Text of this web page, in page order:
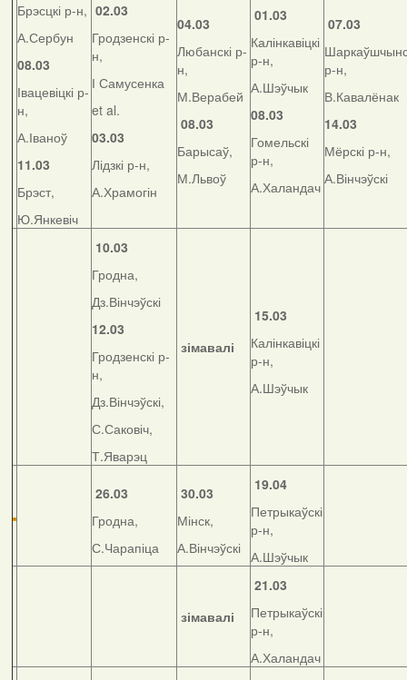
Брэсцкі р-н,
А.Сербун
08.03
Івацевіцкі р-
н,
А.Іваноў
11.03
Брэст,
Ю.Янкевіч
02.03
Гродзенскі р-
н,
І Самусенка
et al.
03.03
Лідзкі р-н,
А.Храмогін
04.03
Любанскі р-
н,
М.Верабей
08.03
Барысаў,
М.Львоў
01.03
Калінкавіцкі
р-н,
А.Шэўчык
08.03
Гомельскі
р-н,
А.Халандач
07.03
р-н,
В.Кавалёнак
14.03
Мёрскі р-н,
А.Вінчэўскі
10.03
Гродна,
Дз.Вінчэўскі
12.03
Гродзенскі р-
н,
Дз.Вінчэўскі,
С.Саковіч,
Т.Яварэц
зімавалі
15.03
Калінкавіцкі
р-н,
А.Шэўчык
26.03
Гродна,
С.Чарапіца
30.03
Мінск,
А.Вінчэўскі
19.04
Петрыкаўскі
р-н,
А.Шэўчык
зімавалі
21.03
Петрыкаўскі
р-н,
А.Халандач